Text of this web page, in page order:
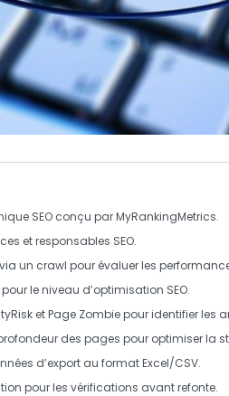
SEO conçu par MyRankingMetrics.
etresponsables SEO.
un crawl pour évaluer les
pour le niveau d’optimisation SEO.
etPage Zombiepour identifier les
des pages pour optimiser la
d’export au format Excel/CSV.
pour les vérifications avant refonte.